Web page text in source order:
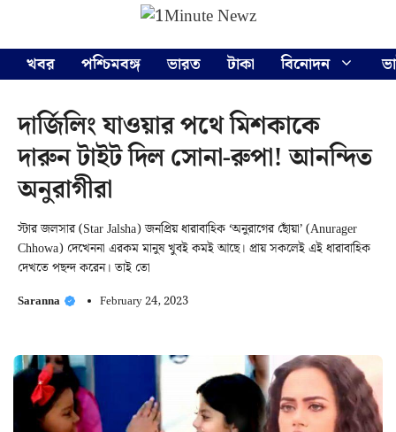
content
খবর
পশ্চিমবঙ্গ ভারত টাকা বিনোদন
দার্জিলিং যাওয়ার পথে মিশকাকে
দারুন টাইট দিল সোনা-রুপা! আনন্দিত
অনুরাগীরা
স্টার জলসার (Star Jalsha) জনপ্রিয় ধারাবাহিক ‘অনুরাগের ছোঁয়া’ (Anurager
Chhowa) দেখেননা এরকম মানুষ খুবই কমই আছে। প্রায় সকলেই এই ধারাবাহিক
দেখতে পছন্দ করেন। তাই তো
Saranna February 24, 2023